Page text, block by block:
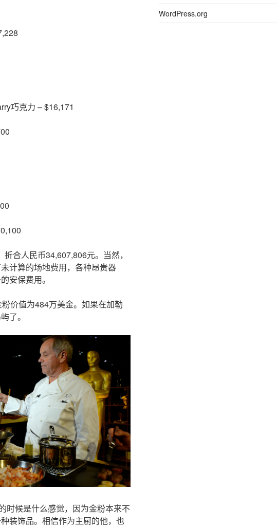
巧克力 – $16,171
合人民币34,607,806元。当然，
计算的场地费用，各种昂贵器
安保费用。
价值为484万美金。如果在加勒
了。
时候是什么感觉，因为金粉本来不
装饰品。相信作为主厨的他，也
WordPress.org